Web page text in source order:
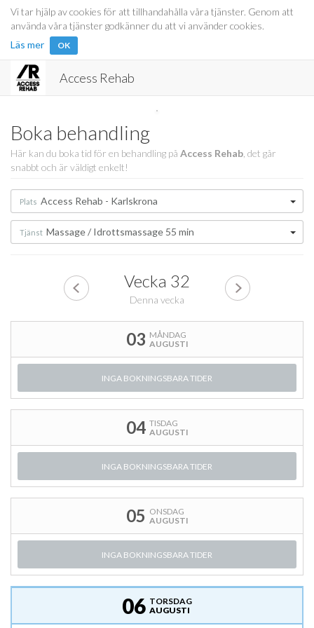
Vi tar hjälp av cookies för att tillhandahålla våra tjänster. Genom att
använda våra tjänster godkänner du att vi använder cookies.
Läs mer
OK
Access Rehab
Boka behandling
Här kan du boka tid för en behandling på Access Rehab , det går
snabbt och är väldigt enkelt!
Plats Access Rehab - Karlskrona
Tjänst Massage / Idrottsmassage 55 min
Vecka 32
Denna vecka
03 MÅNDAG
AUGUSTI
INGA BOKNINGSBARA TIDER
04 TISDAG
AUGUSTI
INGA BOKNINGSBARA TIDER
05 ONSDAG
AUGUSTI
INGA BOKNINGSBARA TIDER
06 TORSDAG
AUGUSTI